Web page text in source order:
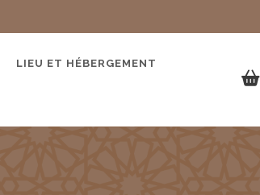
LIEU ET HÉBERGEMENT